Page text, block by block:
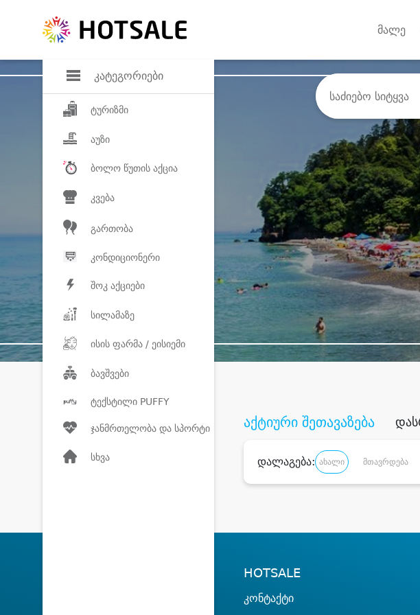
კატეგორიები
ტურიზმი
აუზი
ბოლო წუთის აქცია
კვება
გართობა
კონდიციონერი
შოკ აქციები
სილამაზე
ისის ფარმა / ეისიემი
ბავშვები
ტექსტილი PUFFY
ჯანმრთელობა და სპორტი
სხვა
მალე
შეიძინე
აქტიური შეთავაზება
დალაგება: ახალი მთავრდება
HOTSALE
კონტაქტი